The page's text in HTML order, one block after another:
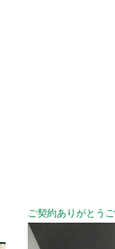
ご契約ありがとうご